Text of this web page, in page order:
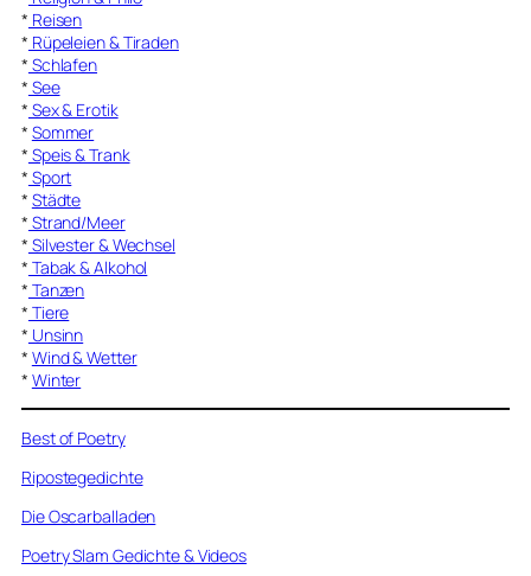
* Reisen
* Rüpeleien & Tiraden
* Schlafen
* See
* Sex & Erotik
* Sommer
* Speis & Trank
* Sport
* Städte
* Strand/Meer
* Silvester & Wechsel
* Tabak & Alkohol
* Tanzen
* Tiere
* Unsinn
* Wind & Wetter
* Winter
Best of Poetry
Ripostegedichte
Die Oscarballaden
Poetry Slam Gedichte & Videos